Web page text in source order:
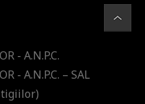
- A.N.P.C.
- A.N.P.C. – SAL